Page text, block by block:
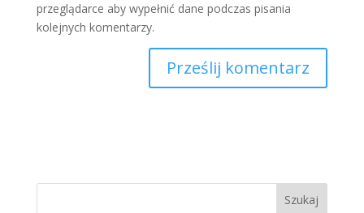
przeglądarce aby wypełnić dane podczas pisania
kolejnych komentarzy.